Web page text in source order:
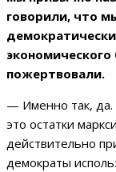
говорили, что
пожертвовали.
— Именно так, да.
это остатки
действительно
демократы